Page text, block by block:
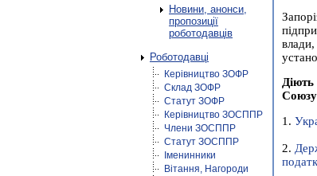
Новини, анонси,
пропозиції
роботодавців
Роботодавці
Керівництво ЗОФР
Склад ЗОФР
Статут ЗОФР
Керівництво ЗОСППР
Члени ЗОСППР
Статут ЗОСППР
Іменинники
Вітання, Нагороди
1.
2.